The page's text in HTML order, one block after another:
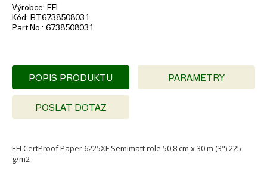
Výrobce
EFI
Kód
BT6738508031
Part No. 6738508031
POPIS PRODUKTU PARAMETRY
POSLAT DOTAZ
EFI CertProof Paper 6225XF Semimatt role 50,8 cm x 30 m (3") 225
g/m2